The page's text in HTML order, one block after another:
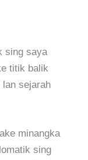
sing saya
titik balik
lan sejarah
minangka
sing